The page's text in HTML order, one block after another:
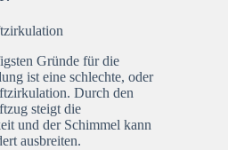
Gründe für die
ist eine schlechte, oder
Durch den
steigt die
und der Schimmel kann
ausbreiten.